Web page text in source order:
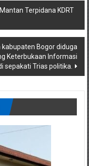
Terpidana KDRT
Bogor diduga
Keterbukaan Informasi
sepakati Trias politika.